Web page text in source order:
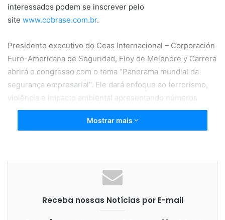
interessados podem se inscrever pelo
site www.cobrase.com.br.
Presidente executivo do Ceas Internacional – Corporación
Euro-Americana de Seguridad, Eloy de Melendre y Carrera
abrirá o congresso com o tema “Panorama mundial da
segurança empresarial”. Ele dará enfoque ao terrorismo,
violência e impacto ambiental apresentando números
inéditos sobre ataques suicidas no mundo e como isso
muda o cenário para as empresas, considerando também
“Os fatores que afetarão a segurança empresarial serão o
controle sobre a informação, avanços tecnológicos e fluxo
frequente de dados entre as partes. As perspectivas
mundiais não são muito reconfortantes, pois serão
Mostrar mais
Receba nossas Notícias por E-mail